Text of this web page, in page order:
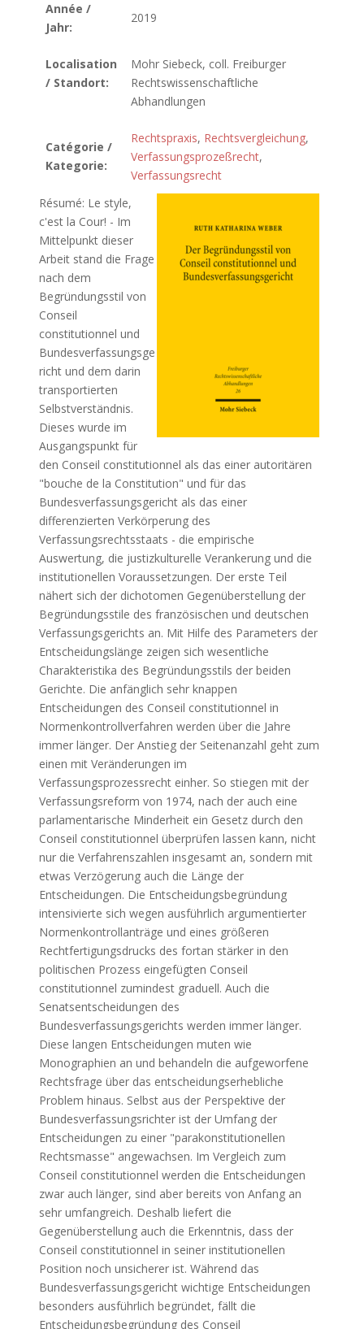
Année /
Jahr:
2019
Localisation
/ Standort:
Mohr Siebeck, coll. Freiburger
Rechtswissenschaftliche
Abhandlungen
Catégorie /
Kategorie:
Rechtspraxis, Rechtsvergleichung,
Verfassungsprozeßrecht,
Verfassungsrecht
Résumé: Le style,
c'est la Cour! - Im
Mittelpunkt dieser
Arbeit stand die Frage
nach dem
Begründungsstil von
Conseil
constitutionnel und
Bundesverfassungsge
richt und dem darin
transportierten
Selbstverständnis.
Dieses wurde im
Ausgangspunkt für
den Conseil constitutionnel als das einer autoritären
"bouche de la Constitution" und für das
Bundesverfassungsgericht als das einer
differenzierten Verkörperung des
Verfassungsrechtsstaats - die empirische
Auswertung, die justizkulturelle Verankerung und die
institutionellen Voraussetzungen. Der erste Teil
nähert sich der dichotomen Gegenüberstellung der
Begründungsstile des französischen und deutschen
Verfassungsgerichts an. Mit Hilfe des Parameters der
Entscheidungslänge zeigen sich wesentliche
Charakteristika des Begründungsstils der beiden
Gerichte. Die anfänglich sehr knappen
Entscheidungen des Conseil constitutionnel in
Normenkontrollverfahren werden über die Jahre
immer länger. Der Anstieg der Seitenanzahl geht zum
einen mit Veränderungen im
Verfassungsprozessrecht einher. So stiegen mit der
Verfassungsreform von 1974, nach der auch eine
parlamentarische Minderheit ein Gesetz durch den
Conseil constitutionnel überprüfen lassen kann, nicht
nur die Verfahrenszahlen insgesamt an, sondern mit
etwas Verzögerung auch die Länge der
Entscheidungen. Die Entscheidungsbegründung
intensivierte sich wegen ausführlich argumentierter
Normenkontrollanträge und eines größeren
Rechtfertigungsdrucks des fortan stärker in den
politischen Prozess eingefügten Conseil
constitutionnel zumindest graduell. Auch die
Senatsentscheidungen des
Bundesverfassungsgerichts werden immer länger.
Diese langen Entscheidungen muten wie
Monographien an und behandeln die aufgeworfene
Rechtsfrage über das entscheidungserhebliche
Problem hinaus. Selbst aus der Perspektive der
Bundesverfassungsrichter ist der Umfang der
Entscheidungen zu einer "parakonstitutionellen
Rechtsmasse" angewachsen. Im Vergleich zum
Conseil constitutionnel werden die Entscheidungen
zwar auch länger, sind aber bereits von Anfang an
sehr umfangreich. Deshalb liefert die
Gegenüberstellung auch die Erkenntnis, dass der
Conseil constitutionnel in seiner institutionellen
Position noch unsicherer ist. Während das
Bundesverfassungsgericht wichtige Entscheidungen
besonders ausführlich begründet, fällt die
Entscheidungsbegründung des Conseil